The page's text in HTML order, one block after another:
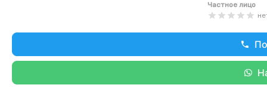
Частное лицо